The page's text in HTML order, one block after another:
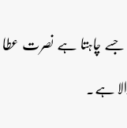
جسے چاہتا ہے نصرت
ہے۔